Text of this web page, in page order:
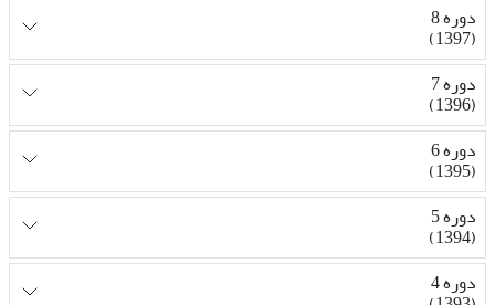
دوره 8
(1397)
دوره 7
(1396)
دوره 6
(1395)
دوره 5
(1394)
دوره 4